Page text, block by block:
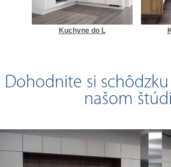
Kuchyne do L
Dohodnite si
našom